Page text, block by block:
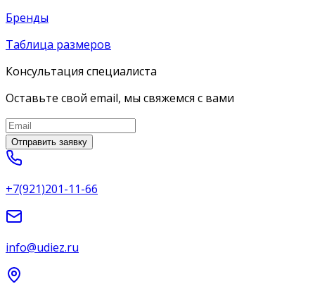
Бренды
Таблица размеров
Консультация специалиста
Оставьте свой email, мы свяжемся с вами
Отправить заявку
+7(921)201-11-66
info@udiez.ru